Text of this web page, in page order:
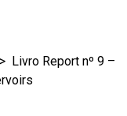
> Livro Report nº 9 –